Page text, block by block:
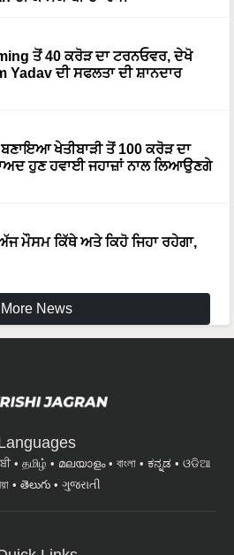
ਤੋਂ 40 ਕਰੋੜ ਦਾ ਟਰਨਓਵਰ, ਦੇਖੋ
Yadav ਦੀ ਸਫਲਤਾ ਦੀ ਸ਼ਾਨਦਾਰ
ਖੇਤੀਬਾੜੀ ਤੋਂ 100 ਕਰੋੜ ਦਾ
ਹੁਣ ਹਵਾਈ ਜਹਾਜ਼ਾਂ ਨਾਲ ਲਿਆਉਣਗੇ
ਮੌਸਮ ਕਿੱਥੇ ਅਤੇ ਕਿਹੋ ਜਿਹਾ ਰਹੇਗਾ,
தமிழ் മലയാളം
తెలుగు ગુજરાતી
ਬਾਗਵਾਨੀ